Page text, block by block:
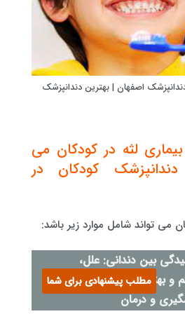
اصفهان | بهترین دندانپزشک
لثه در کودکان می
کودکان در
می تواند شامل موارد زیر باشد:
بین دندانی: علل،
و بهترین روش‌های
و درمان
مطلب پیشنهادی برای شما